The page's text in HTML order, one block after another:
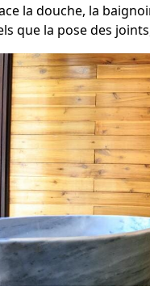
la douche, la
que la pose des